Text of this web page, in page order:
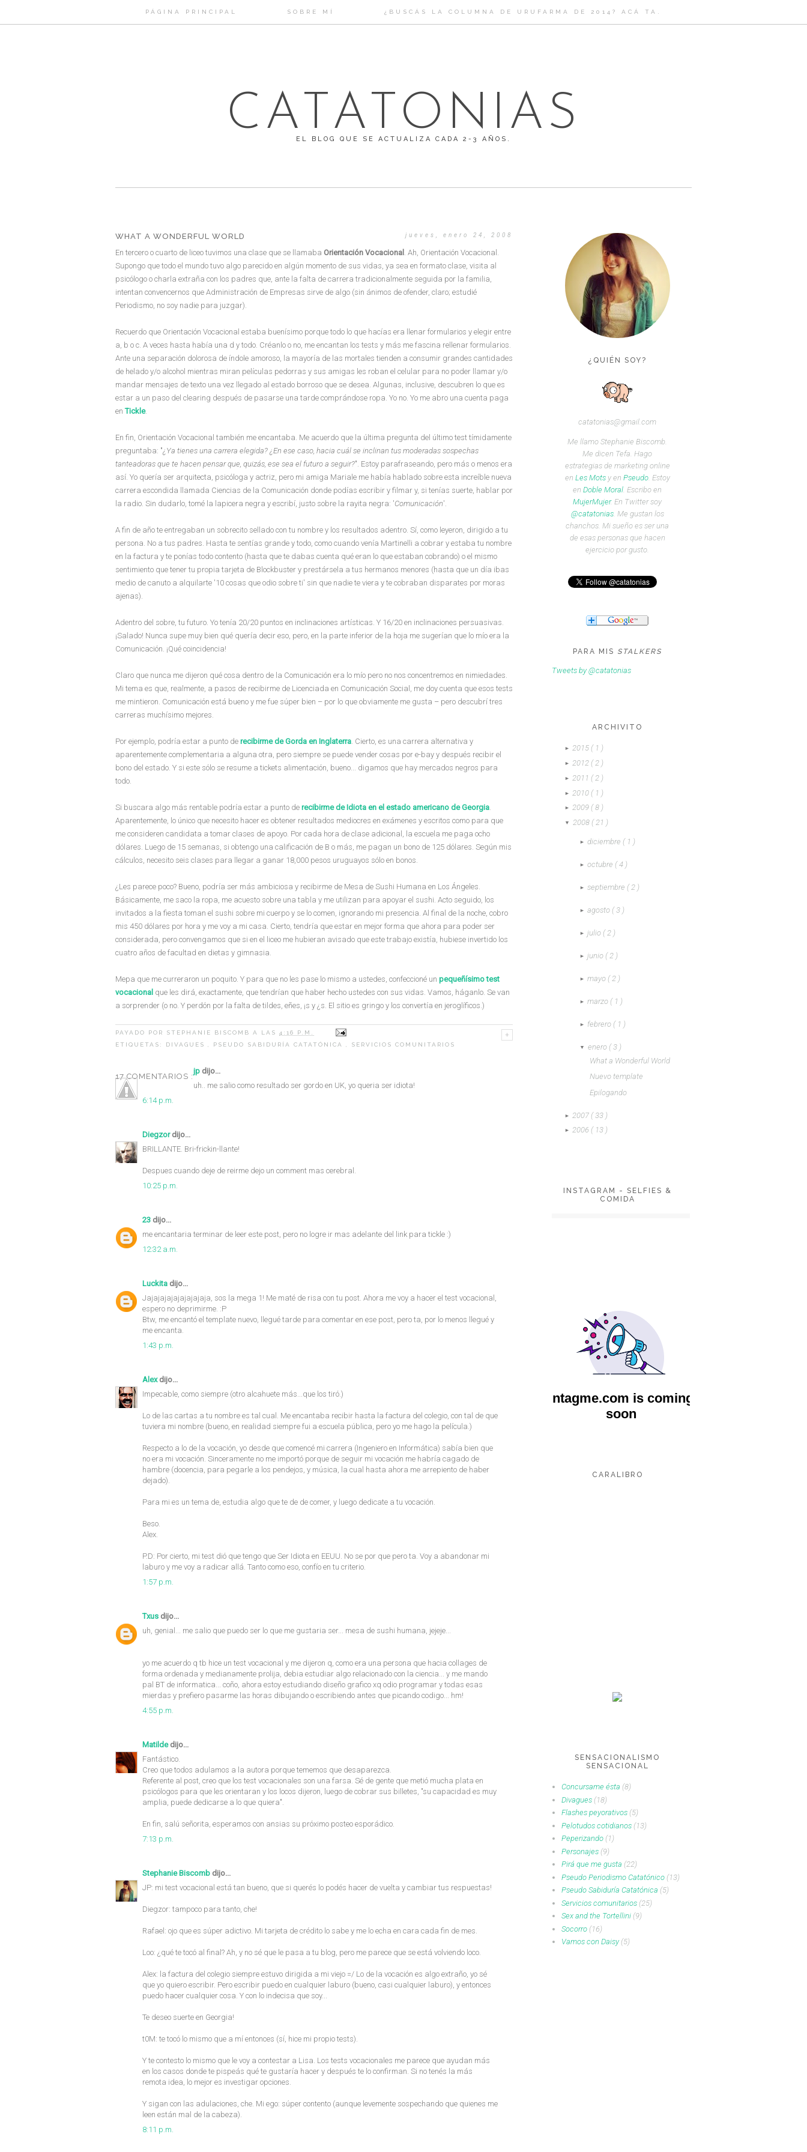
CATATONIAS
EL BLOG QUE SE ACTUALIZA CADA 2-3 AÑOS.
PÁGINA PRINCIPAL SOBRE MÍ ¿BUSCÁS LA COLUMNA DE URUFARMA DE 2014? ACÁ TA.
WHAT A WONDERFUL WORLD jueves, enero 24, 2008
En tercero o cuarto de liceo tuvimos una clase que se llamaba Orientación Vocacional . Ah, Orientación Vocacional.
Supongo que todo el mundo tuvo algo parecido en algún momento de sus vidas, ya sea en formato clase, visita al
psicólogo o charla extraña con los padres que, ante la falta de carrera tradicionalmente seguida por la familia,
intentan convencernos que Administración de Empresas sirve de algo (sin ánimos de ofender, claro; estudié
Periodismo, no soy nadie para juzgar).
Recuerdo que Orientación Vocacional estaba buenísimo porque todo lo que hacías era llenar formularios y elegir entre
a, b o c. A veces hasta había una d y todo. Créanlo o no, me encantan los tests y más me fascina rellenar formularios.
Ante una separación dolorosa de índole amoroso, la mayoría de las mortales tienden a consumir grandes cantidades
de helado y/o alcohol mientras miran películas pedorras y sus amigas les roban el celular para no poder llamar y/o
mandar mensajes de texto una vez llegado al estado borroso que se desea. Algunas, inclusive, descubren lo que es
estar a un paso del clearing después de pasarse una tarde comprándose ropa. Yo no. Yo me abro una cuenta paga
enTickle.
En fin, Orientación Vocacional también me encantaba. Me acuerdo que la última pregunta del último test tímidamente
preguntaba: "¿Ya tienes una carrera elegida? ¿En ese caso, hacia cuál se inclinan tus moderadas sospechas
tanteadoras que te hacen pensar que, quizás, ese sea el futuro a seguir?". Estoy parafraseando, pero más o menos era
así. Yo quería ser arquitecta, psicóloga y actriz, pero mi amiga Mariale me había hablado sobre esta increíble nueva
carrera escondida llamada Ciencias de la Comunicación donde podías escribir y filmar y, si tenías suerte, hablar por
la radio. Sin dudarlo, tomé la lapicera negra y escribí, justo sobre la rayita negra: 'Comunicación'.
A fin de año te entregaban un sobrecito sellado con tu nombre y los resultados adentro. Sí, como leyeron, dirigido a tu
persona. No a tus padres. Hasta te sentías grande y todo, como cuando venía Martinelli a cobrar y estaba tu nombre
en la factura y te ponías todo contento (hasta que te dabas cuenta qué eran lo que estaban cobrando) o el mismo
sentimiento que tener tu propia tarjeta de Blockbuster y prestársela a tus hermanos menores (hasta que un día ibas
medio de canuto a alquilarte '10 cosas que odio sobre ti' sin que nadie te viera y te cobraban disparates por moras
ajenas).
Adentro del sobre, tu futuro. Yo tenía 20/20 puntos en inclinaciones artísticas. Y 16/20 en inclinaciones persuasivas.
¡Salado! Nunca supe muy bien qué quería decir eso, pero, en la parte inferior de la hoja me sugerían que lo mío era la
Comunicación. ¡Qué coincidencia!
Claro que nunca me dijeron qué cosa dentro de la Comunicación era lo mío pero no nos concentremos en nimiedades.
Mi tema es que, realmente, a pasos de recibirme de Licenciada en Comunicación Social, me doy cuenta que esos tests
me mintieron. Comunicación está bueno y me fue súper bien – por lo que obviamente me gusta – pero descubrí tres
carreras muchísimo mejores.
Por ejemplo, podría estar a punto de recibirme de Gorda en Inglaterra . Cierto, es una carrera alternativa y
aparentemente complementaria a alguna otra, pero siempre se puede vender cosas por e-bay y después recibir el
bono del estado. Y si este sólo se resume a tickets alimentación, bueno... digamos que hay mercados negros para
todo.
Si buscara algo más rentable podría estar a punto de recibirme de Idiota en el estado americano de Georgia
Aparentemente, lo único que necesito hacer es obtener resultados mediocres en exámenes y escritos como para que
me consideren candidata a tomar clases de apoyo. Por cada hora de clase adicional, la escuela me paga ocho
dólares. Luego de 15 semanas, si obtengo una calificación de B o más, me pagan un bono de 125 dólares. Según mis
cálculos, necesito seis clases para llegar a ganar 18,000 pesos uruguayos sólo en bonos.
¿Les parece poco? Bueno, podría ser más ambiciosa y recibirme de Mesa de Sushi Humana en Los Ángeles.
Básicamente, me saco la ropa, me acuesto sobre una tabla y me utilizan para apoyar el sushi. Acto seguido, los
invitados a la fiesta toman el sushi sobre mi cuerpo y se lo comen, ignorando mi presencia. Al final de la noche, cobro
mis 450 dólares por hora y me voy a mi casa. Cierto, tendría que estar en mejor forma que ahora para poder ser
considerada, pero convengamos que si en el liceo me hubieran avisado que este trabajo existía, hubiese invertido los
cuatro años de facultad en dietas y gimnasia.
Mepa que me curreraron un poquito. Y para que no les pase lo mismo a ustedes, confeccioné un pequeñísimo test
vocacional que les dirá, exactamente, que tendrían que haber hecho ustedes con sus vidas. Vamos, háganlo. Se van
a sorprender (o no. Y perdón por la falta de tildes, eñes, ¡s y ¿s. El sitio es gringo y los convertía en jeroglíficos.)
PAYADO POR STEPHANIE BISCOMB A LAS 4:16 P.M.
ETIQUETAS: DIVAGUES PSEUDO SABIDURÍA CATATÓNICA SERVICIOS COMUNITARIOS
17 COMENTARIOS :
jp dijo...
uh.. me salio como resultado ser gordo en UK, yo queria ser idiota!
6:14 p.m.
Diegzor dijo...
BRILLANTE. Bri-frickin-llante!
Despues cuando deje de reirme dejo un comment mas cerebral.
10:25 p.m.
23 dijo...
me encantaria terminar de leer este post, pero no logre ir mas adelante del link para tickle :)
12:32 a.m.
Luckita dijo...
Jajajajajajajajajaja, sos la mega 1! Me maté de risa con tu post. Ahora me voy a hacer el test vocacional,
espero no deprimirme. :P
Btw, me encantó el template nuevo, llegué tarde para comentar en ese post, pero ta, por lo menos llegué y
me encanta.
1:43 p.m.
Alex dijo...
Impecable, como siempre (otro alcahuete más...que los tiró.)
Lo de las cartas a tu nombre es tal cual. Me encantaba recibir hasta la factura del colegio, con tal de que
tuviera mi nombre (bueno, en realidad siempre fui a escuela pública, pero yo me hago la película.)
Respecto a lo de la vocación, yo desde que comencé mi carrera (Ingeniero en Informática) sabía bien que
no era mi vocación. Sinceramente no me importó porque de seguir mi vocación me habría cagado de
hambre (docencia, para pegarle a los pendejos, y música, la cual hasta ahora me arrepiento de haber
dejado).
Para mi es un tema de, estudia algo que te de de comer, y luego dedicate a tu vocación.
Beso.
Alex.
P.D: Por cierto, mi test dió que tengo que Ser Idiota en EEUU. No se por que pero ta. Voy a abandonar mi
laburo y me voy a radicar allá. Tanto como eso, confío en tu criterio.
1:57 p.m.
Txus dijo...
uh, genial... me salio que puedo ser lo que me gustaria ser... mesa de sushi humana, jejeje...
yo me acuerdo q tb hice un test vocacional y me dijeron q, como era una persona que hacia collages de
forma ordenada y medianamente prolija, debia estudiar algo relacionado con la ciencia... y me mando
pal BT de informatica... coño, ahora estoy estudiando diseño grafico xq odio programar y todas esas
mierdas y prefiero pasarme las horas dibujando o escribiendo antes que picando codigo... hm!
4:55 p.m.
Matilde dijo...
Fantástico.
Creo que todos adulamos a la autora porque tememos que desaparezca.
Referente al post, creo que los test vocacionales son una farsa. Sé de gente que metió mucha plata en
psicólogos para que les orientaran y los locos dijeron, luego de cobrar sus billetes, "su capacidad es muy
amplia, puede dedicarse a lo que quiera".
En fin, salú señorita, esperamos con ansias su próximo posteo esporádico.
7:13 p.m.
Stephanie Biscomb dijo...
JP: mi test vocacional está tan bueno, que si querés lo podés hacer de vuelta y cambiar tus respuestas!
Diegzor: tampoco para tanto, che!
Rafael: ojo que es súper adictivo. Mi tarjeta de crédito lo sabe y me lo echa en cara cada fin de mes.
Loo: ¿qué te tocó al final? Ah, y no sé que le pasa a tu blog, pero me parece que se está volviendo loco.
Alex: la factura del colegio siempre estuvo dirigida a mi viejo =/ Lo de la vocación es algo extraño, yo sé
que yo quiero escribir. Pero escribir puedo en cualquier laburo (bueno, casi cualquier laburo), y entonces
puedo hacer cualquier cosa. Y con lo indecisa que soy...
Te deseo suerte en Georgia!
t0M: te tocó lo mismo que a mí entonces (sí, hice mi propio tests).
Y te contesto lo mismo que le voy a contestar a Lisa. Los tests vocacionales me parece que ayudan más
en los casos donde te pispeás qué te gustaría hacer y después te lo confirman. Si no tenés la más
remota idea, lo mejor es investigar opciones.
Y sigan con las adulaciones, che. Mi ego: súper contento (aunque levemente sospechando que quienes me
leen están mal de la cabeza).
8:11 p.m.
¿QUIÉN SOY?
catatonias@gmail.com
Me llamo Stephanie Biscomb.
Me dicen Tefa. Hago
estrategias de marketing online
en Les Motsy en Pseudo. Estoy
en Doble Moral. Escribo en
MujerMujer. En Twitter soy
@catatonias. Me gustan los
chanchos. Mi sueño es ser una
de esas personas que hacen
ejercicio por gusto.
PARA MIS STALKERS
Tweets by @catatonias
ARCHIVITO
► 2015 ( 1 )
► 2012 ( 2 )
► 2011 ( 2 )
► 2010 ( 1 )
► 2009 ( 8 )
▼ 2008 ( 21 )
►diciembre ( 1 )
►octubre ( 4 )
► septiembre ( 2 )
►agosto ( 3 )
► julio ( 2 )
► junio ( 2 )
►mayo ( 2 )
►marzo ( 1 )
► febrero ( 1 )
▼ enero ( 3 )
What a Wonderful World
Nuevo template
Epilogando
► 2007 ( 33 )
► 2006 ( 13 )
INSTAGRAM - SELFIES &
COMIDA
CARALIBRO
SENSACIONALISMO
SENSACIONAL
Concursame ésta (8)
Divagues (18)
Flashes peyorativos (5)
Pelotudos cotidianos (13)
Peperizando (1)
Personajes (9)
Pirá que me gusta (22)
Pseudo Periodismo Catatónico (13)
Pseudo Sabiduría Catatónica (5)
Servicios comunitarios (25)
Sex and the Tortellini (9)
Socorro (16)
Vamos con Daisy (5)